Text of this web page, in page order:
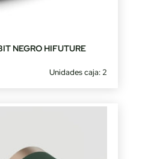
NEGRO HIFUTURE
Unidades caja: 2